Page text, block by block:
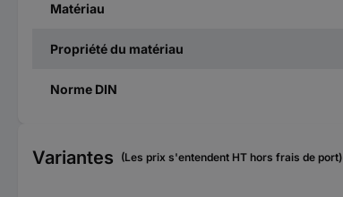
Matériau
Propriété du matériau
Norme DIN
Variantes (Les prix s'entendent HT hors frais de port)